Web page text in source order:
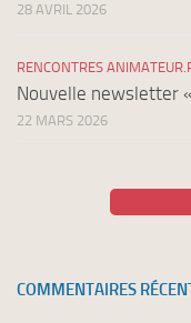
28 AVRIL 2026
RENCONTRES
Nouvelle newsletter
22 MARS 2026
COMMENTAIRES